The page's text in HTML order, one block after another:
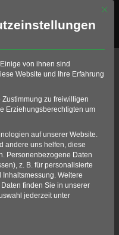
Mit
von ihnen sind
Website und Ihre Erfahrung
zu freiwilligen
Erziehungsberechtigten um
auf unserer Website.
andere uns helfen, diese
Personenbezogene Daten
z. B. für personalisierte
Inhaltsmessung. Weitere
finden Sie in unserer
jederzeit unter
für die eine